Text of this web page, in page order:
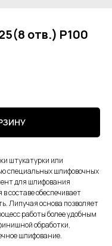
отв.) P100
штукатурки или
специальных шлифовочных
для шлифования
составе обеспечивает
Липучая основа позволяет
работы более удобным
обработки,
шлифование.